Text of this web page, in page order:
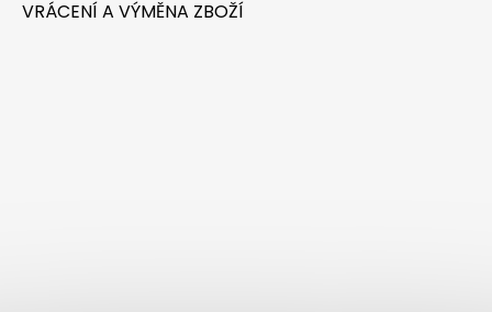
VRÁCENÍ A VÝMĚNA ZBOŽÍ